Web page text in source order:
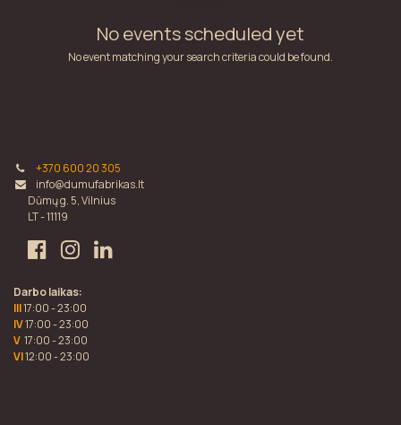
No events scheduled yet
No event matching your search criteria could be found.
+370 600 20 305
info@dumufabrikas.lt
Dūmų g. 5, Vilnius
LT - 11119
Darbo laikas:
III17:00 - 23:00
IV17:00 - 23:00
V 17:00 - 23:00
VI12:00 - 23:00